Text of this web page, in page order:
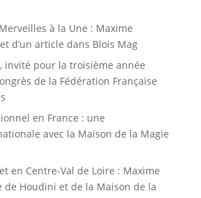
à la Une : Maxime
d’un article dans Blois Mag
invité pour la troisième année
de la Fédération Française
en France : une
avec la Maison de la Magie
en Centre-Val de Loire : Maxime
de Houdini et de la Maison de la